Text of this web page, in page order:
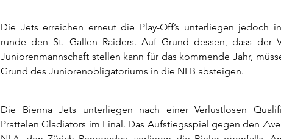
Die Jets erreichen erneut die Play-Off’s unterliegen jedoch
runde den St. Gallen Raiders. Auf Grund dessen, dass der
Juniorenmannschaft stellen kann für das kommende Jahr,
Grund des Juniorenobligatoriums in die NLB absteigen.
Die Bienna Jets unterliegen nach einer Verlustlosen
Prattelen Gladiators im Final. Das Aufstiegsspiel gegen den